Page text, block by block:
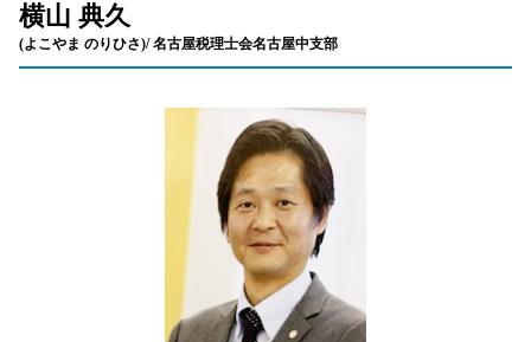
横山 典久
(よこやま のりひさ)/ 名古屋税理士会名古屋中支部